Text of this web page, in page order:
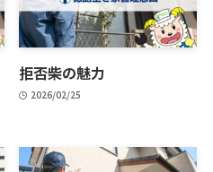
拒否柴の魅力
2026/02/25